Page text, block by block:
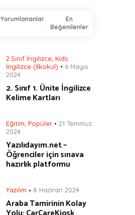
Yorumlananlar
En
Beğenilenler
2.Sınıf İngilizce Kids
İngilizce (İlkokul)
6 Mayıs
2024
2. Sınıf 1. Ünite İngilizce
Kelime Kartları
Eğitim Popüler
21 Temmuz
2024
Yazılıdayım.net –
Öğrenciler için sınava
hazırlık platformu
Yazılım 8 Haziran 2024
Araba Tamirinin Kolay